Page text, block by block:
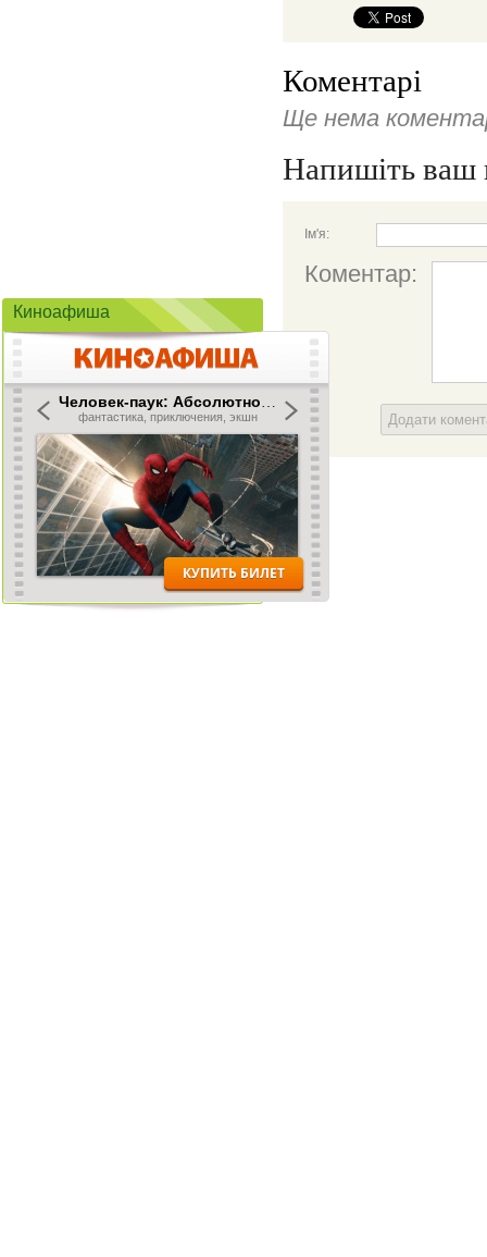
Коментарі
Ще нема
Напишіть ваш
Ім'я:
Коментар:
Додати
Киноафиша